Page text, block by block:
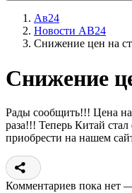
Ав24
Новости АВ24
Снижение цен на
Снижение
Рады сообщить!!! Цена
раза!!! Теперь Китай
приобрести на нашем
Комментариев пока нет